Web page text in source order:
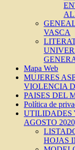
VASCA
Mapa Web
MUJERES
VIOLENCIA
PAISES DEL
Política de
UTILIDADES
AGOSTO
HOJAS